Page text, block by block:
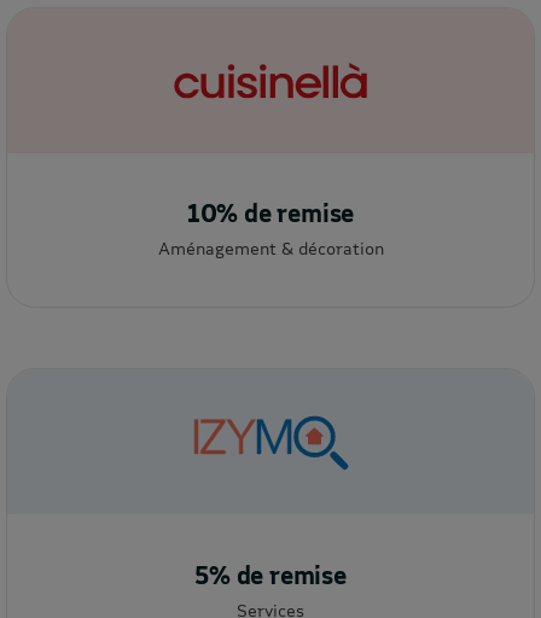
10% de remise
Aménagement & décoration
5% de remise
Services